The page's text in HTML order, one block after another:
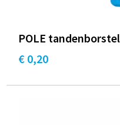
POLE tandenborstel
€ 0,20